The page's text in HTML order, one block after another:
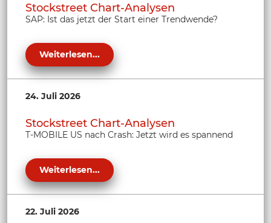
Stockstreet Chart-Analysen
SAP: Ist das jetzt der Start einer Trendwende?
Weiterlesen...
24. Juli 2026
Stockstreet Chart-Analysen
T-MOBILE US nach Crash: Jetzt wird es spannend
Weiterlesen...
22. Juli 2026